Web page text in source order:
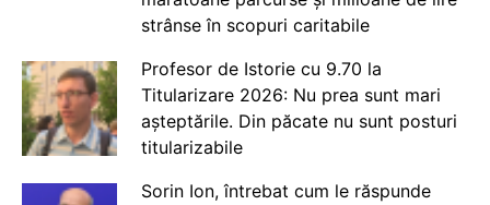
strânse în scopuri caritabile
Profesor de Istorie cu 9.70 la
Titularizare 2026: Nu prea sunt mari
așteptările. Din păcate nu sunt posturi
titularizabile
Sorin Ion, întrebat cum le răspunde